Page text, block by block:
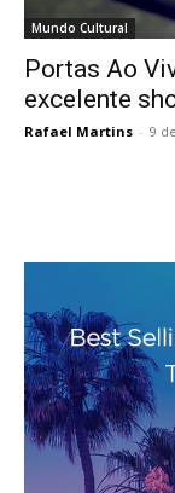
Mundo Cultural
Portas Ao
excelente
Rafael Martins - 9